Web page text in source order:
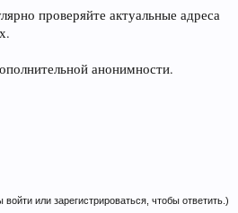
проверяйте актуальные адреса
анонимности.
или зарегистрироваться, чтобы ответить.)